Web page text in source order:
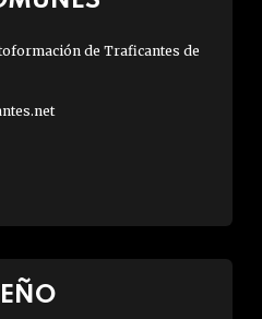
de Traficantes de